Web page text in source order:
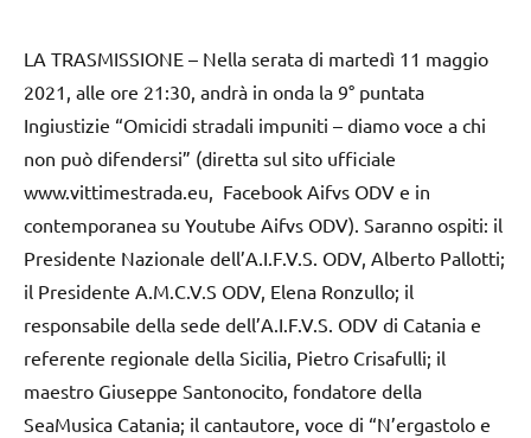
LA TRASMISSIONE – Nella serata di martedì 11 maggio
2021, alle ore 21:30, andrà in onda la 9° puntata
Ingiustizie “Omicidi stradali impuniti – diamo voce a chi
non può difendersi” (diretta sul sito ufficiale
www.vittimestrada.eu, Facebook Aifvs ODV e in
contemporanea su Youtube Aifvs ODV). Saranno ospiti: il
Presidente Nazionale dell’A.I.F.V.S. ODV, Alberto Pallotti;
il Presidente A.M.C.V.S ODV, Elena Ronzullo; il
responsabile della sede dell’A.I.F.V.S. ODV di Catania e
referente regionale della Sicilia, Pietro Crisafulli; il
maestro Giuseppe Santonocito, fondatore della
SeaMusica Catania; il cantautore, voce di “N’ergastolo e